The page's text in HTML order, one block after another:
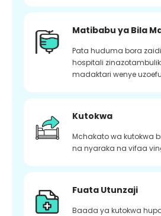
Matibabu ya Bila
Pata huduma bora
hospitali
madaktari wenye
Kutokwa
Mchakato wa kutokwa
na nyaraka na vifaa
Fuata Utunzaji
Baada ya kutokwa